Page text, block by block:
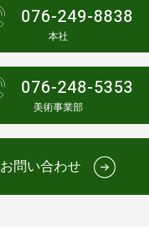
076-249-8838
本社
076-248-5353
美術事業部
お問い合わせ